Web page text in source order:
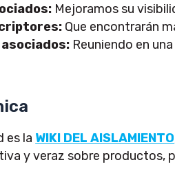
Mejoramos su
Que encontrarán
Reuniendo en
es la WIKI DEL AISLAMIENTO
y veraz sobre productos,